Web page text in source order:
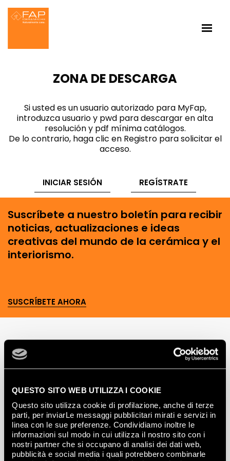
QUESTO SITO WEB UTILIZZA I COOKIE
Questo sito utilizza cookie di profilazione, anche di terze
parti, per inviarLe messaggi pubblicitari mirati e servizi in
linea con le sue preferenze. Condividiamo inoltre le
informazioni sul modo in cui utilizza il nostro sito con i
nostri partner che si occupano di analisi dei dati web,
pubblicità e social media i quali potrebbero combinarle
ZONA DE DESCARGA
Si usted es un usuario autorizado para MyFap,
introduzca usuario y pwd para descargar en alta
resolución y pdf mínima catálogos.
De lo contrario, haga clic en Registro para solicitar el
acceso.
INICIAR SESIÓN REGÍSTRATE
Suscríbete a nuestro boletín para recibir
noticias, actualizaciones e ideas
creativas del mundo de la cerámica y el
interiorismo.
SUSCRÍBETE AHORA
Lasciati
da ambienti
ed effetti
Effetti
Gres porcellanato effetto marmo